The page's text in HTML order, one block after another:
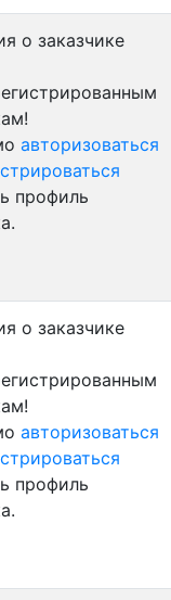
о заказчике
авторизоваться
профиль
о заказчике
авторизоваться
профиль